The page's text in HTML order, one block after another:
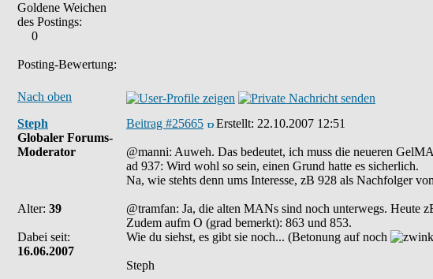
Goldene Weichen
des Postings:
0
Posting-Bewertung:
Nach oben
Steph
Globaler Forums-
Moderator
Alter: 39
Dabei seit:
16.06.2007
Beitrag #25665 Erstellt: 22.10.2007 12:51
@manni: Auweh. Das bedeutet, ich muss die neueren
ad 937: Wird wohl so sein, einen Grund hatte es sicherlich.
Na, wie stehts denn ums Interesse, zB 928 als Nachfolger
@tramfan: Ja, die alten MANs sind noch unterwegs. Heute
Zudem aufm O (grad bemerkt): 863 und 853.
Wie du siehst, es gibt sie noch... (Betonung auf noch
Steph